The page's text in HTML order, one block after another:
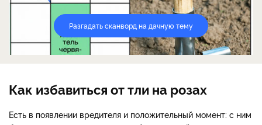
Разгадать сканворд на дачную тему
Как избавиться от тли на розах
Есть в появлении вредителя и положительный момент: с ним